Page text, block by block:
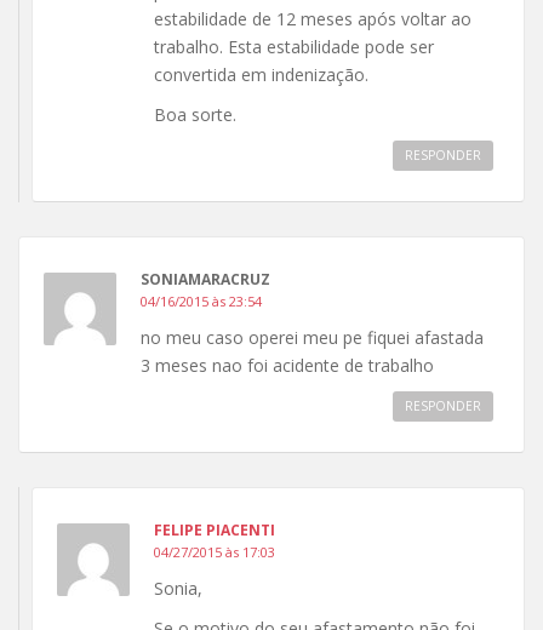
estabilidade de 12 meses após voltar ao
trabalho. Esta estabilidade pode ser
convertida em indenização.
Boa sorte.
RESPONDER
SONIAMARACRUZ
04/16/2015 às 23:54
no meu caso operei meu pe fiquei afastada
3 meses nao foi acidente de trabalho
RESPONDER
FELIPE PIACENTI
04/27/2015 às 17:03
Sonia,